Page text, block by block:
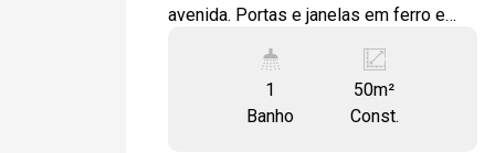
avenida. Portas e janelas em ferro e
1
Banho
50m²
Const.